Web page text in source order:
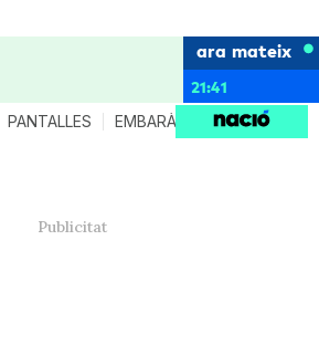
ara mateix
21:41
PANTALLES EMBARÀS CRIANÇA